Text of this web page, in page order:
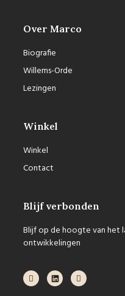
Over Marco
Biografie
Willems-Orde
Lezingen
Winkel
Winkel
Contact
Blijf verbonden
Blijf op de hoogte van het
ontwikkelingen